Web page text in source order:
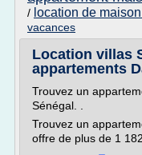
/ location de
vacances
Location villas
appartements
Trouvez un
Sénégal. .
Trouvez un
offre de plus de 1